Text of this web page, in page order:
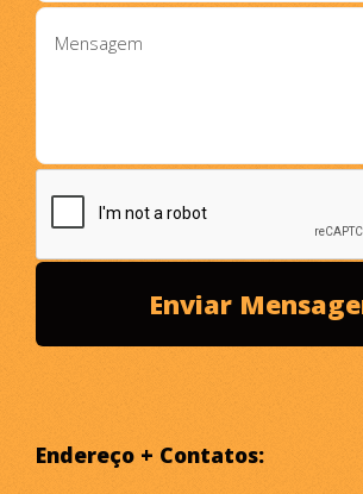
Endereço + Contatos: